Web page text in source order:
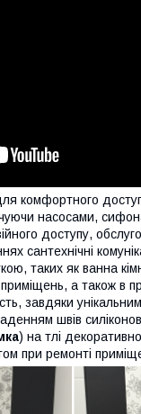
комфортного
насосами,
доступу,
сантехнічні
таких як ванна
приміщень, а також в
завдяки
швів
) на тлі
при ремонті